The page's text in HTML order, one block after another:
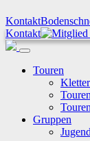
Kontakt
Kontakt
Touren
Gruppen
Jugend